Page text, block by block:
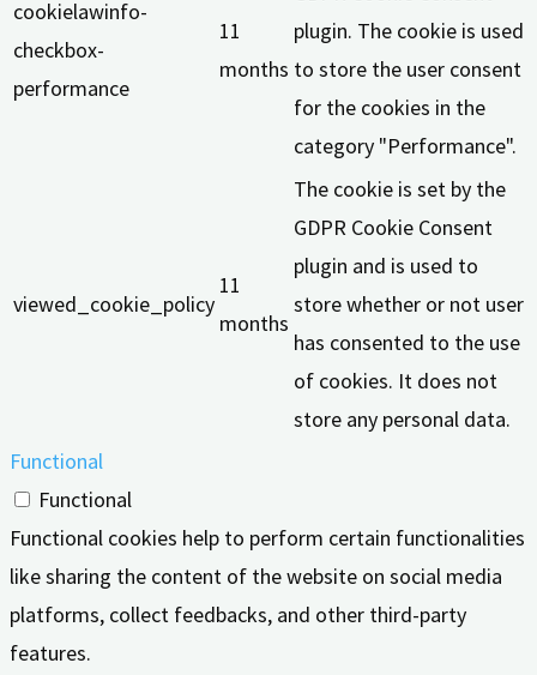
cookielawinfo-
checkbox-
performance
11
months
plugin. The cookie is used
to store the user consent
for the cookies in the
category "Performance".
viewed_cookie_policy
11
months
The cookie is set by the
GDPR Cookie Consent
plugin and is used to
store whether or not user
has consented to the use
of cookies. It does not
store any personal data.
Functional
Functional
Functional cookies help to perform certain functionalities
like sharing the content of the website on social media
platforms, collect feedbacks, and other third-party
features.